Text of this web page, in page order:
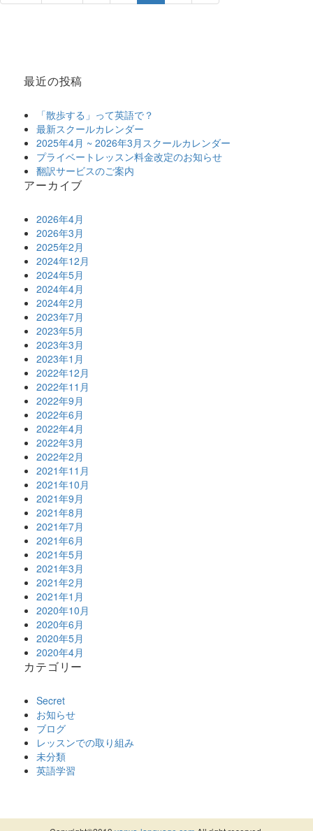
最近の投稿
「散歩する」って英語で？
最新スクールカレンダー
2025年4月 ~ 2026年3月スクールカレンダー
プライベートレッスン料金改定のお知らせ
翻訳サービスのご案内
アーカイブ
2026年4月
2026年3月
2025年2月
2024年12月
2024年5月
2024年4月
2024年2月
2023年7月
2023年5月
2023年3月
2023年1月
2022年12月
2022年11月
2022年9月
2022年6月
2022年4月
2022年3月
2022年2月
2021年11月
2021年10月
2021年9月
2021年8月
2021年7月
2021年6月
2021年5月
2021年3月
2021年2月
2021年1月
2020年10月
2020年6月
2020年5月
2020年4月
カテゴリー
Secret
お知らせ
ブログ
レッスンでの取り組み
未分類
英語学習